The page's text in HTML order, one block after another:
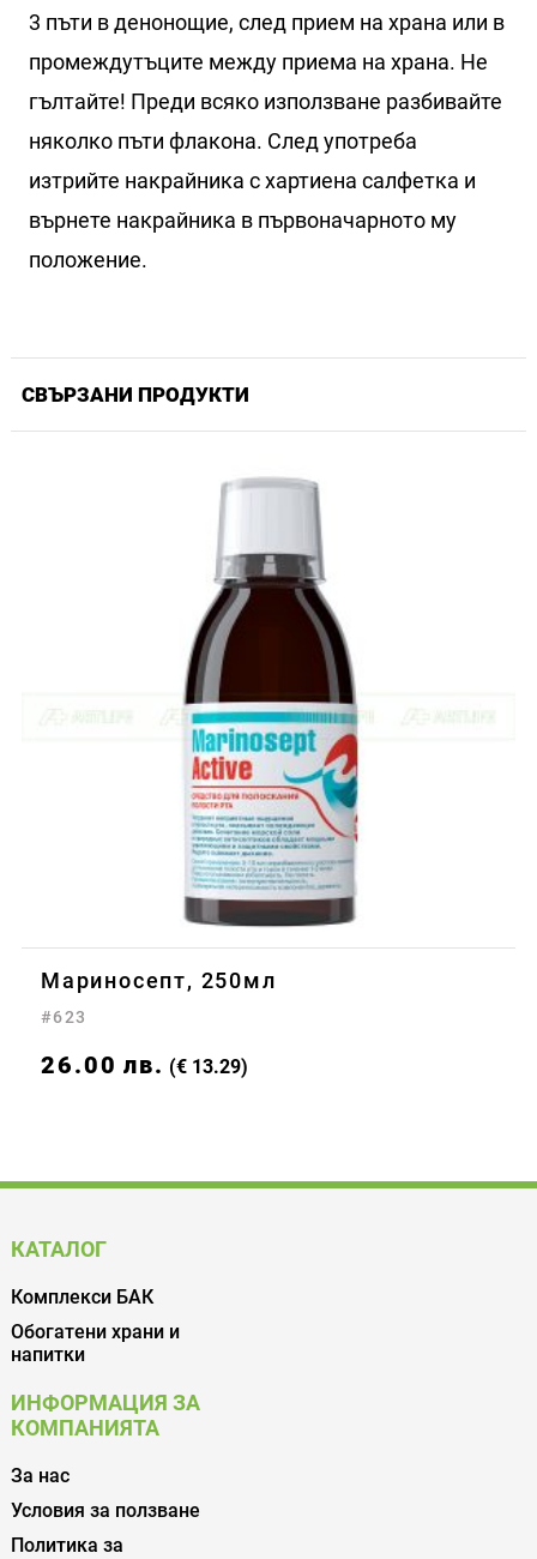
3 пъти в денонощие, след прием на храна или в
промеждутъците между приема на храна. Не
гълтайте! Преди всяко използване разбивайте
няколко пъти флакона. След употреба
изтрийте накрайника с хартиена салфетка и
върнете накрайника в първоначарното му
положение.
СВЪРЗАНИ ПРОДУКТИ
Мариносепт, 250мл
#623
26.00 лв. (€ 13.29)
КАТАЛОГ
Комплекси БАК
Обогатени храни и
напитки
ИНФОРМАЦИЯ ЗА
КОМПАНИЯТА
За нас
Условия за ползване
Политика за